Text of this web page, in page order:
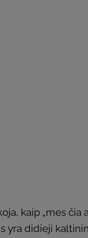
kaip „mes čia
yra didieji